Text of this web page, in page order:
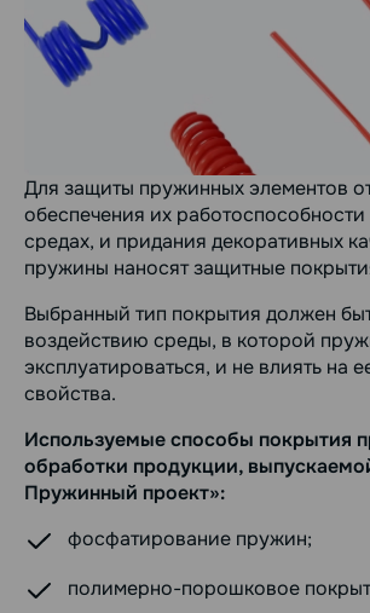
Для защиты пружинных элементов
обеспечения их
средах, и придания декоративных
пружины наносят защитные
Выбранный тип покрытия должен
воздействию среды, в которой
эксплуатироваться, и не влиять на
свойства.
Используемые способы покрытия
обработки продукции,
Пружинный проект»:
фосфатирование пружин;
полимерно-порошковое